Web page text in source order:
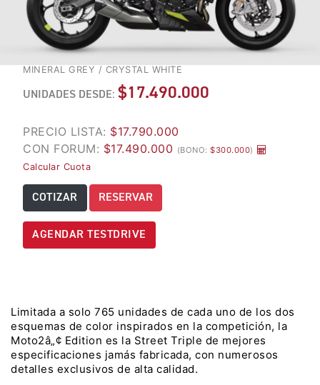
TIGER 850 SPORT TRAVEL
Precio desde $13.690.000
ALPINE
ALPINE
Precio desde $17.690.000
EDITION DESERT
TIGER 900 DESERT EDITION
DESERT
ADVENTURE
Precio desde $22.990.000
ADVENTURE
2 ANOS GARANTIA
TRIUMPH
TRIUMPH CONQUISTA
EL RED BULL
ROMANIACS 2025
TRIUMPH TI
MAGIC NIGHT |
TRIUMPH REVEAL
SERIES
MINERAL GREY / CRYSTAL WHITE
UNIDADES DESDE: $17.490.000
PRECIO LISTA: $17.790.000
CON FORUM: $17.490.000 (BONO: $300.000)
Calcular Cuota
COTIZAR RESERVAR
AGENDAR TESTDRIVE
Limitada a solo 765 unidades de cada uno de los dos
esquemas de color inspirados en la competición, la
Moto2â„¢ Edition es la Street Triple de mejores
especificaciones jamás fabricada, con numerosos
detalles exclusivos de alta calidad.